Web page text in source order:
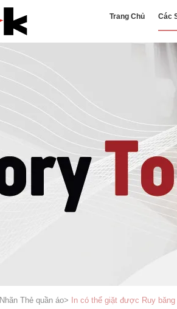
Trang Chủ Các
Nhãn Thẻ quần áo> In có thể giặt được Ruy